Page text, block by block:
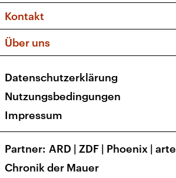
Kakadu – Das Kinderprogramm
Frequenzen (UKW + DAB+)
FAQ
Apps
Newsletter
Veranstaltungen
Kontakt
Social Media
Über uns
Presse
Karriere
Transparenz
Datenschutzerklärung
Nutzungsbedingungen
Impressum
Partner ARD | ZDF | Phoenix | arte
Chronik der Mauer